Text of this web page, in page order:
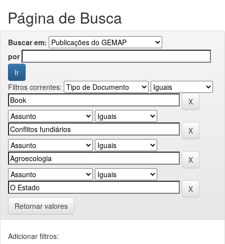
Página de Busca
Buscar em:
por
Filtros correntes:
Retornar valores
Adicionar filtros: